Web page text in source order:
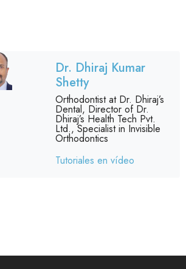
Dr. Dhiraj Kumar
Shetty
Orthodontist at Dr. Dhiraj’s
Dental, Director of Dr.
Dhiraj’s Health Tech Pvt.
Ltd., Specialist in Invisible
Orthodontics
Tutoriales en vídeo